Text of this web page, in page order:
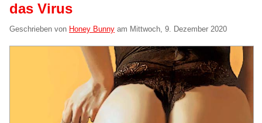
das Virus
Geschrieben von Honey Bunny am Mittwoch, 9. Dezember 2020